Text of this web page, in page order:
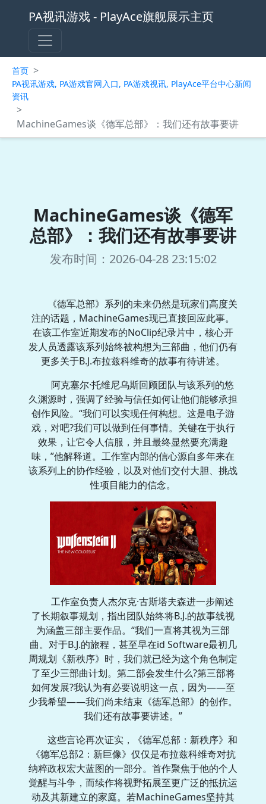
PA视讯游戏 - PlayAce旗舰展示主页
首页 >
PA视讯游戏, PA游戏官网入口, PA游戏视讯, PlayAce平台中心新闻
资讯
>
MachineGames谈《德军总部》：我们还有故事要讲
MachineGames谈《德军
总部》：我们还有故事要讲
发布时间：2026-04-28 23:15:02
《德军总部》系列的未来仍然是玩家们高度关
注的话题，MachineGames现已直接回应此事。
在该工作室近期发布的NoClip纪录片中，核心开
发人员透露该系列始终被构想为三部曲，他们仍有
更多关于B.J.布拉兹科维奇的故事有待讲述。
阿克塞尔·托维尼乌斯回顾团队与该系列的悠
久渊源时，强调了经验与信任如何让他们能够承担
创作风险。“我们可以实现任何构想。这是电子游
戏，对吧?我们可以做到任何事情。关键在于执行
效果，让它令人信服，并且最终显然要充满趣
味，”他解释道。工作室内部的信心源自多年来在
该系列上的协作经验，以及对他们交付大胆、挑战
性项目能力的信念。
工作室负责人杰尔克·古斯塔夫森进一步阐述
了长期叙事规划，指出团队始终将B.J.的故事线视
为涵盖三部主要作品。“我们一直将其视为三部
曲。对于B.J.的旅程，甚至早在id Software最初几
周规划《新秩序》时，我们就已经为这个角色制定
了至少三部曲计划。第二部会发生什么?第三部将
如何发展?我认为有必要说明这一点，因为——至
少我希望——我们尚未结束《德军总部》的创作。
我们还有故事要讲述。”
这些言论再次证实，《德军总部：新秩序》和
《德军总部2：新巨像》仅仅是布拉兹科维奇对抗
纳粹政权宏大蓝图的一部分。首作聚焦于他的个人
觉醒与斗争，而续作将视野拓展至更广泛的抵抗运
动及其新建立的家庭。若MachineGames坚持其